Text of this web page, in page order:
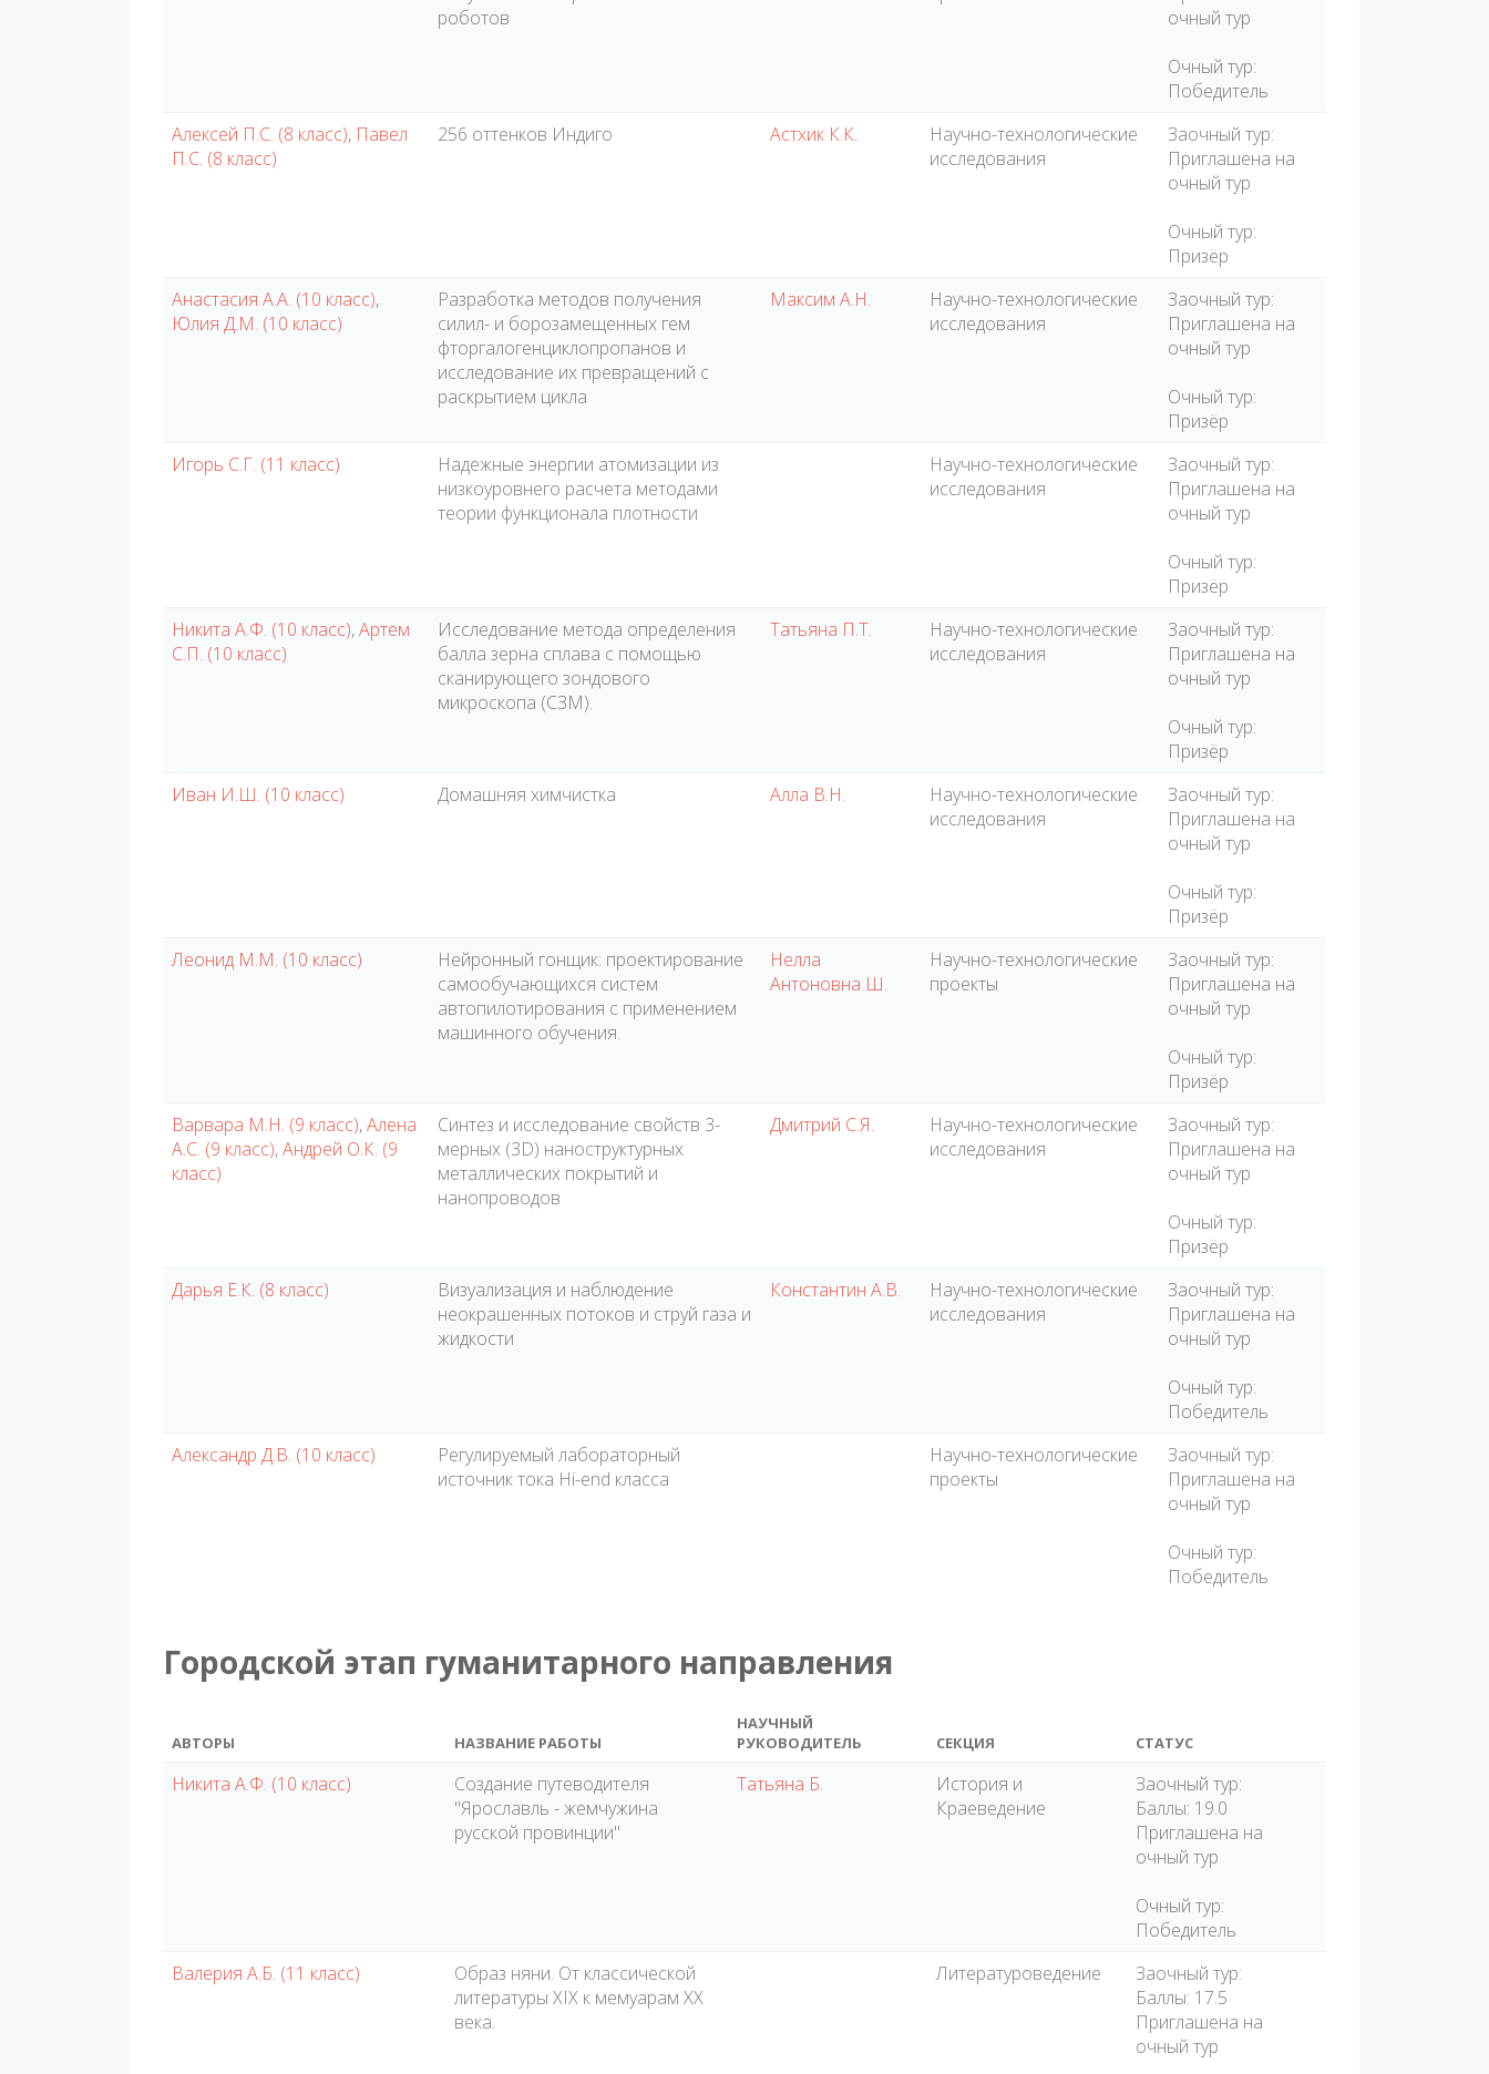
роботов
очный тур
Очный тур:
Победитель
Алексей П.С. (8 класс), Павел
П.С. (8 класс)
256 оттенков Индиго Астхик К.К.
Научно-технологические
исследования
Заочный тур:
Приглашена на
очный тур
Очный тур:
Призёр
Анастасия А.А. (10 класс),
Юлия Д.М. (10 класс)
Разработка методов получения
силил- и борозамещенных гем
фторгалогенциклопропанов и
исследование их превращений с
раскрытием цикла
Максим А.Н.
Научно-технологические
исследования
Заочный тур:
Приглашена на
очный тур
Очный тур:
Призёр
Игорь С.Г. (11 класс)
Надежные энергии атомизации из
низкоуровнего расчета методами
теории функционала плотности
Научно-технологические
исследования
Заочный тур:
Приглашена на
очный тур
Очный тур:
Призёр
Никита А.Ф. (10 класс),Артем
С.П. (10 класс)
Исследование метода определения
балла зерна сплава с помощью
сканирующего зондового
микроскопа (СЗМ).
Татьяна П.Т.
Научно-технологические
исследования
Заочный тур:
Приглашена на
очный тур
Очный тур:
Призёр
Иван И.Ш. (10 класс)
Домашняя химчистка Алла В.Н.
Научно-технологические
исследования
Заочный тур:
Приглашена на
очный тур
Очный тур:
Призёр
Леонид М.М. (10 класс)
Нейронный гонщик: проектирование
самообучающихся систем
автопилотирования с применением
машинного обучения.
Нелла
Антоновна Ш.
Научно-технологические
проекты
Заочный тур:
Приглашена на
очный тур
Очный тур:
Призёр
Варвара М.Н. (9 класс),Алена
А.С. (9 класс),Андрей О.К. (9
класс)
Синтез и исследование свойств 3-
мерных (3D) наноструктурных
металлических покрытий и
нанопроводов
Дмитрий С.Я.
Научно-технологические
исследования
Заочный тур:
Приглашена на
очный тур
Очный тур:
Призёр
Дарья Е.К. (8 класс)
Визуализация и наблюдение
неокрашенных потоков и струй газа и
жидкости
Константин А.В.
Научно-технологические
исследования
Заочный тур:
Приглашена на
очный тур
Очный тур:
Победитель
Александр Д.В. (10 класс)
Регулируемый лабораторный
источник тока Hi-end класса
Научно-технологические
проекты
Заочный тур:
Приглашена на
очный тур
Очный тур:
Победитель
Городской этап гуманитарного направления
АВТОРЫ НАЗВАНИЕ РАБОТЫ
НАУЧНЫЙ
РУКОВОДИТЕЛЬ
СЕКЦИЯ СТАТУС
Никита А.Ф. (10 класс)
Создание путеводителя
"Ярославль - жемчужина
русской провинции"
Татьяна Б.
История и
Краеведение
Заочный тур:
Баллы: 19.0
Приглашена на
очный тур
Очный тур:
Победитель
Валерия А.Б. (11 класс)
Образ няни. От классической
литературы XIX к мемуарам ХХ
века.
Литературоведение
Заочный тур:
Баллы: 17.5
Приглашена на
очный тур